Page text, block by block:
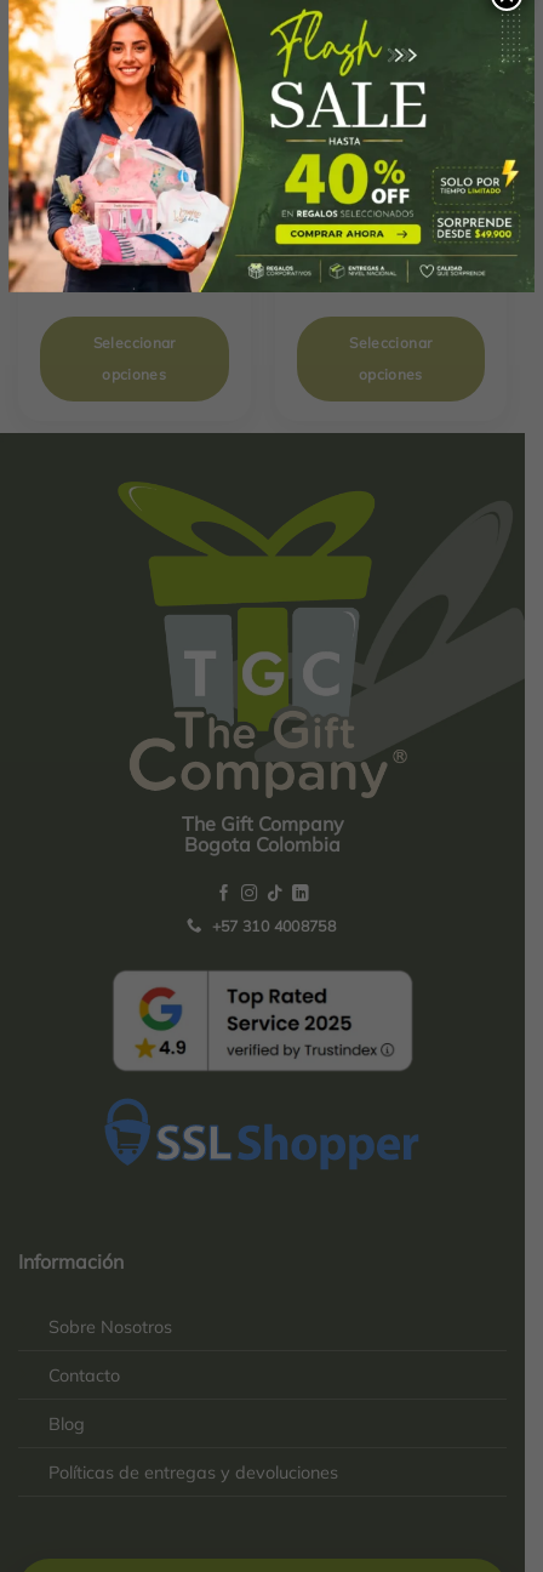
Frutal EXOTICO 3-06
$439,080
Seleccionar
opciones
Frutal K-15
$225,390
Seleccionar
opciones
The Gift Company
Bogota Colombia
+57 310 4008758
2025-
Información
Sobre Nosotros
Contacto
Blog
Políticas de entregas y devoluciones